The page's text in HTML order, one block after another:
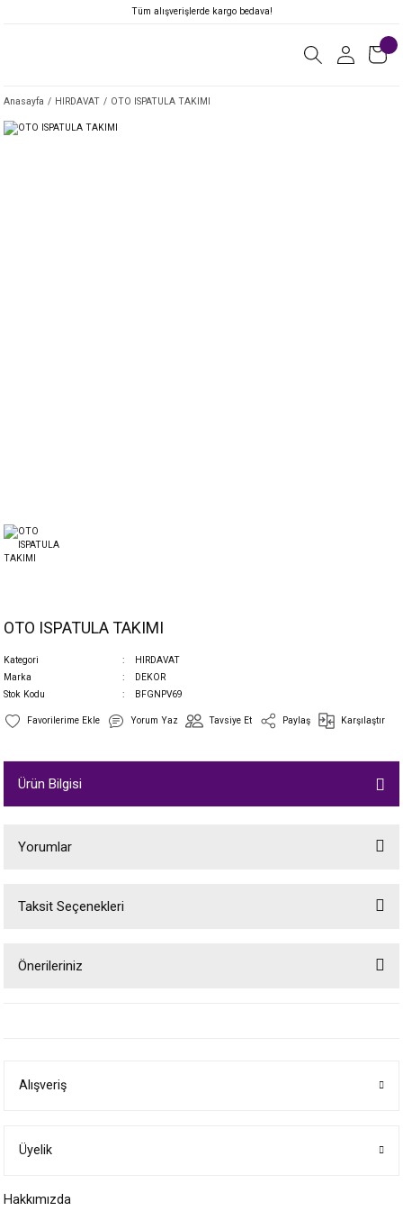
Tüm alışverişlerde kargo bedava!
Anasayfa HIRDAVAT OTO ISPATULA TAKIMI
OTO ISPATULA TAKIMI
Kategori
HIRDAVAT
Marka
DEKOR
Stok Kodu
BFGNPV69
Yorum Yaz Tavsiye Et Paylaş Karşılaştır
Ürün Bilgisi
Yorumlar
Taksit Seçenekleri
Önerileriniz
Ürün bilgilerinde hatalar bulunuyor.
Bu ürüne benzer farklı alternatifler olmalı.
Alışveriş
Üyelik
Hakkımızda